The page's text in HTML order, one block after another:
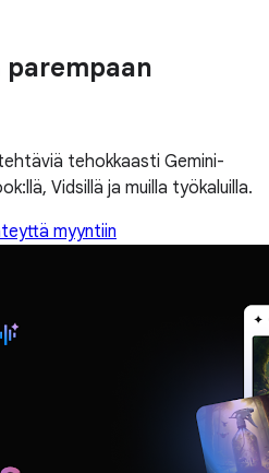
tehokkaasti Gemini-
Vidsillä ja muilla työkaluilla.
myyntiin